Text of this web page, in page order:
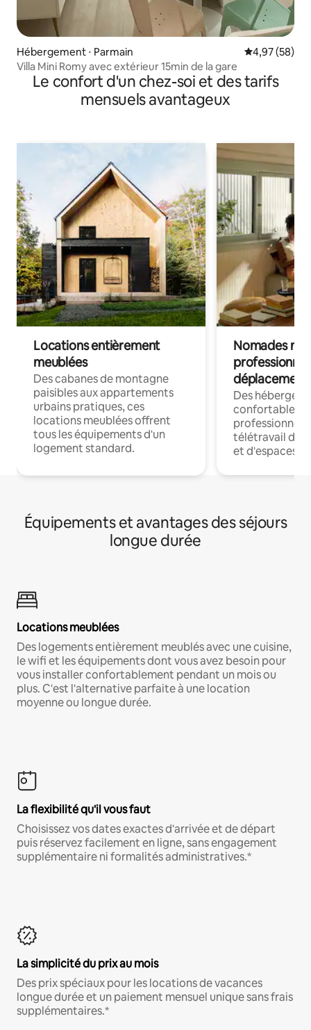
Hébergement ⋅ Parmain Évaluation
4,97 (58)
Villa Mini Romy avec extérieur 15min de la gare
Le confort d'un chez-soi et des tarifs
mensuels avantageux
Locations entièrement
meublées
Des cabanes de montagne
paisibles aux appartements
urbains pratiques, ces
locations meublées offrent
tous les équipements d'un
logement standard.
Nomades
déplacement
Des
confortables
professionnels
télétravail
et d'espaces
Équipements et avantages des séjours
longue durée
Locations meublées
Des logements entièrement meublés avec une cuisine,
le wifi et les équipements dont vous avez besoin pour
vous installer confortablement pendant un mois ou
plus. C'est l'alternative parfaite à une location
moyenne ou longue durée.
La flexibilité qu'il vous faut
Choisissez vos dates exactes d'arrivée et de départ
puis réservez facilement en ligne, sans engagement
supplémentaire ni formalités administratives.*
La simplicité du prix au mois
Des prix spéciaux pour les locations de vacances
longue durée et un paiement mensuel unique sans frais
supplémentaires.*